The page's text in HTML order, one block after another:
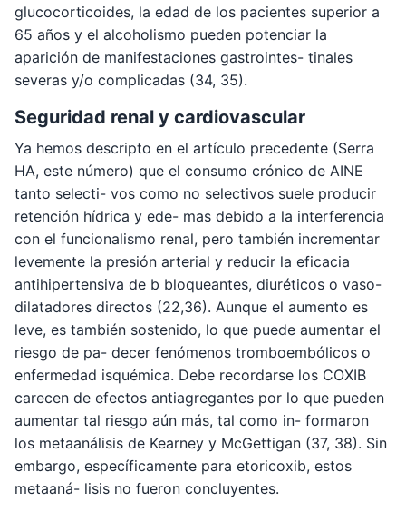
glucocorticoides, la edad de los pacientes superior a
65 años y el alcoholismo pueden potenciar la
aparición de manifestaciones gastrointes- tinales
severas y/o complicadas (34, 35).
Seguridad renal y cardiovascular
Ya hemos descripto en el artículo precedente (Serra
HA, este número) que el consumo crónico de AINE
tanto selecti- vos como no selectivos suele producir
retención hídrica y ede- mas debido a la interferencia
con el funcionalismo renal, pero también incrementar
levemente la presión arterial y reducir la eficacia
antihipertensiva de b bloqueantes, diuréticos o vaso-
dilatadores directos (22,36). Aunque el aumento es
leve, es también sostenido, lo que puede aumentar el
riesgo de pa- decer fenómenos tromboembólicos o
enfermedad isquémica. Debe recordarse los COXIB
carecen de efectos antiagregantes por lo que pueden
aumentar tal riesgo aún más, tal como in- formaron
los metaanálisis de Kearney y McGettigan (37, 38). Sin
embargo, específicamente para etoricoxib, estos
metaaná- lisis no fueron concluyentes.